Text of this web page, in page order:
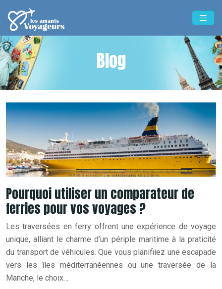
Blog
Pourquoi utiliser un comparateur de
ferries pour vos voyages ?
Les traversées en ferry offrent une expérience de voyage
unique, alliant le charme d’un périple maritime à la praticité
du transport de véhicules. Que vous planifiiez une escapade
vers les îles méditerranéennes ou une traversée de la
Manche, le choix…